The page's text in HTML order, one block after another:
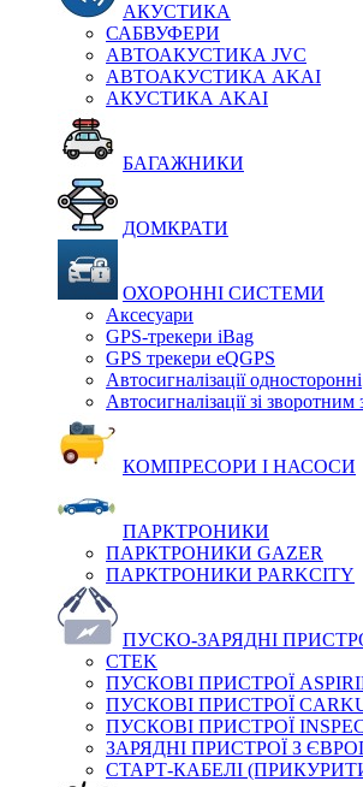
АКУСТИКА
САБВУФЕРИ
АВТОАКУСТИКА JVC
АВТОАКУСТИКА AKAI
АКУСТИКА AKAI
БАГАЖНИКИ
ДОМКРАТИ
ОХОРОННІ СИСТЕМИ
Аксесуари
GPS-трекери iBag
GPS трекери eQGPS
Автосигналізації односторонні
Автосигналізації зі зворотним
КОМПРЕСОРИ І НАСОСИ
ПАРКТРОНИКИ
ПАРКТРОНИКИ GAZER
ПАРКТРОНИКИ PARKCITY
ПУСКО-ЗАРЯДНІ
CTEK
ПУСКОВІ ПРИСТРОЇ
ПУСКОВІ ПРИСТРОЇ
ПУСКОВІ ПРИСТРОЇ
ЗАРЯДНІ ПРИСТРОЇ З
СТАРТ-КАБЕЛІ